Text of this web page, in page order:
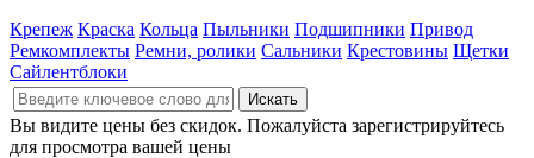
Крепеж Краска Кольца Пыльники Подшипники Привод
Ремкомплекты Ремни, ролики Сальники Крестовины Щетки
Сайлентблоки
Вы видите цены без скидок. Пожалуйста зарегистрируйтесь
для просмотра вашей цены